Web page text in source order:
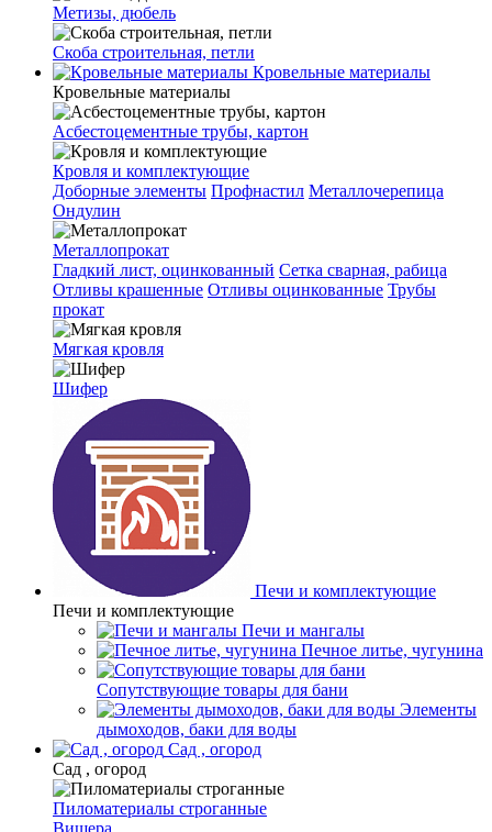
Метизы, дюбель
Скоба строительная, петли
Кровельные материалы
Кровельные материалы
Асбестоцементные трубы, картон
Кровля и комплектующие
Доборные элементы Профнастил Металлочерепица
Ондулин
Металлопрокат
Гладкий лист, оцинкованный Сетка сварная, рабица
Отливы крашенные Отливы оцинкованные Трубы
прокат
Мягкая кровля
Шифер
Печи и комплектующие
Печи и комплектующие
Печи и мангалы
Печное литье, чугунина
Сопутствующие товары для бани
Элементы
дымоходов, баки для воды
Сад , огород
Сад , огород
Пиломатериалы строганные
Вишера